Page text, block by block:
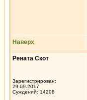
Наверх
Рената Скот
Зарегистрирован:
29.09.2017
Суждений: 14208